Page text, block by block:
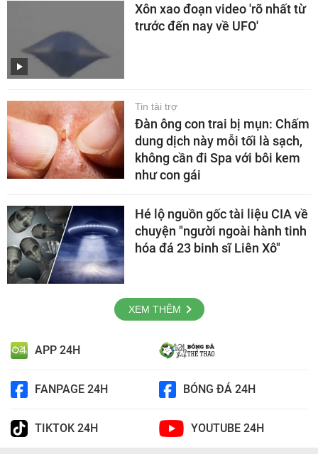
Xôn xao đoạn video 'rõ nhất từ
trước đến nay về UFO'
Tin tài trợ
Đàn ông con trai bị mụn: Chấm
dung dịch này mỗi tối là sạch,
không cần đi Spa với bôi kem
như con gái
Hé lộ nguồn gốc tài liệu CIA về
chuyện "người ngoài hành tinh
hóa đá 23 binh sĩ Liên Xô"
XEM THÊM
APP 24H
FANPAGE 24H BÓNG ĐÁ 24H
TIKTOK 24H YOUTUBE 24H